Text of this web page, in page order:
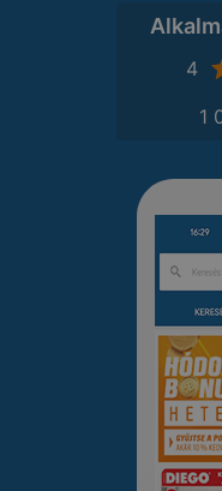
4
1